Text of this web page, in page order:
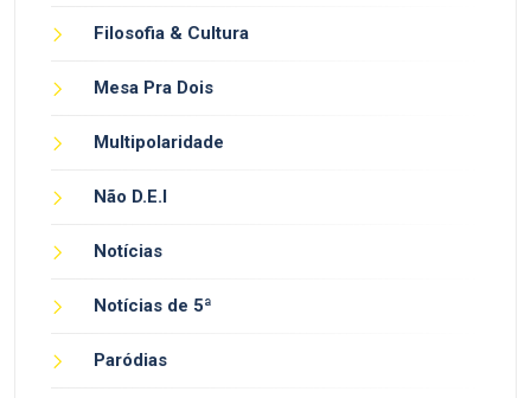
Filosofia & Cultura
Mesa Pra Dois
Multipolaridade
Não D.E.I
Notícias
Notícias de 5ª
Paródias